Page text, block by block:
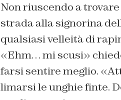
Non riuscendo a
strada alla signorina
qualsiasi velleità di
«Ehm… mi scusi»
farsi sentire meglio.
limarsi le unghie finte.